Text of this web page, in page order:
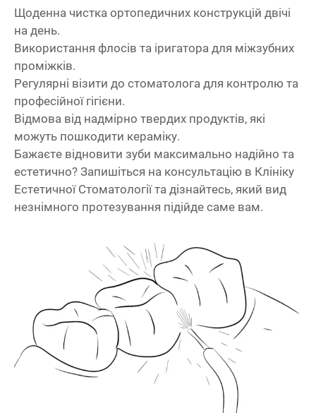
Щоденна чистка ортопедичних конструкцій двічі
на день.
Використання флосів та іригатора для міжзубних
проміжків.
Регулярні візити до стоматолога для контролю та
професійної гігієни.
Відмова від надмірно твердих продуктів, які
можуть пошкодити кераміку.
Бажаєте відновити зуби максимально надійно та
естетично? Запишіться на консультацію в Клініку
Естетичної Стоматології та дізнайтесь, який вид
незнімного протезування підійде саме вам.